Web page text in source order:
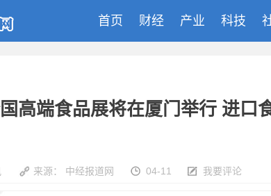
首页 财经 产业 科技
高端食品展将在厦门举行 进口
来源： 中经报道网 04-11 我要评论